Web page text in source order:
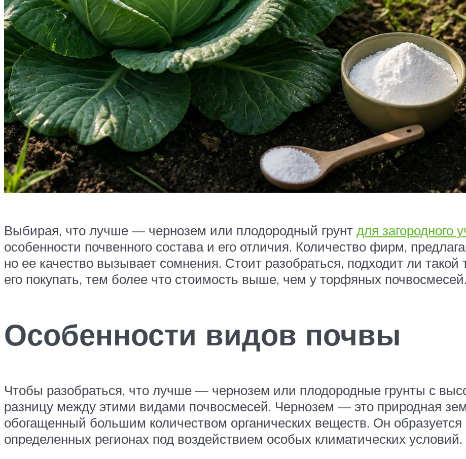
Выбирая, что лучше — чернозем или плодородный грунт для загородного
особенности почвенного состава и его отличия. Количество фирм,
но ее качество вызывает сомнения. Стоит разобраться, подходит ли
его покупать, тем более что стоимость выше, чем у торфяных почвосмесей.
Особенности видов почвы
Чтобы разобраться, что лучше — чернозем или плодородные грунты с
разницу между этими видами почвосмесей. Чернозем — это природная
обогащенный большим количеством органических веществ. Он образуется
определенных регионах под воздействием особых климатических условий.